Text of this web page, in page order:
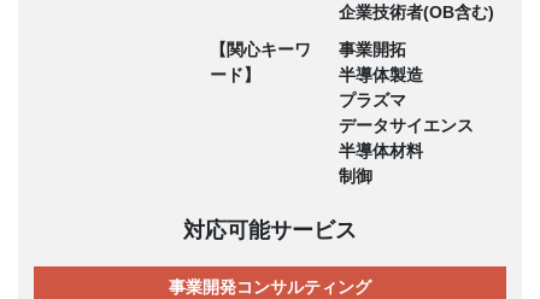
企業技術者(OB含む)
【関心キーワ
ード】
事業開拓
半導体製造
プラズマ
データサイエンス
半導体材料
制御
対応可能サービス
事業開発コンサルティング